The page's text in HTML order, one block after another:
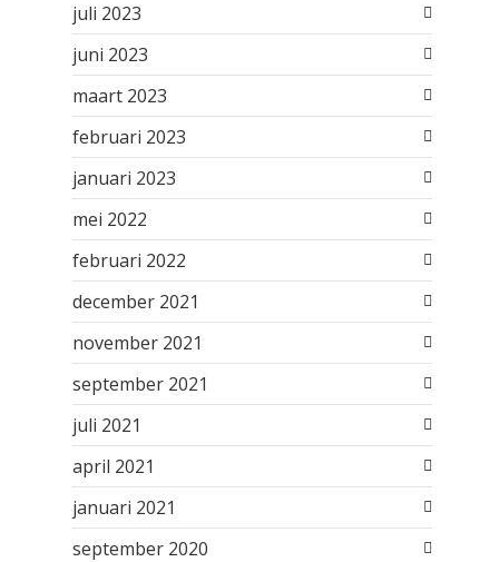
juli 2023
juni 2023
maart 2023
februari 2023
januari 2023
mei 2022
februari 2022
december 2021
november 2021
september 2021
juli 2021
april 2021
januari 2021
september 2020